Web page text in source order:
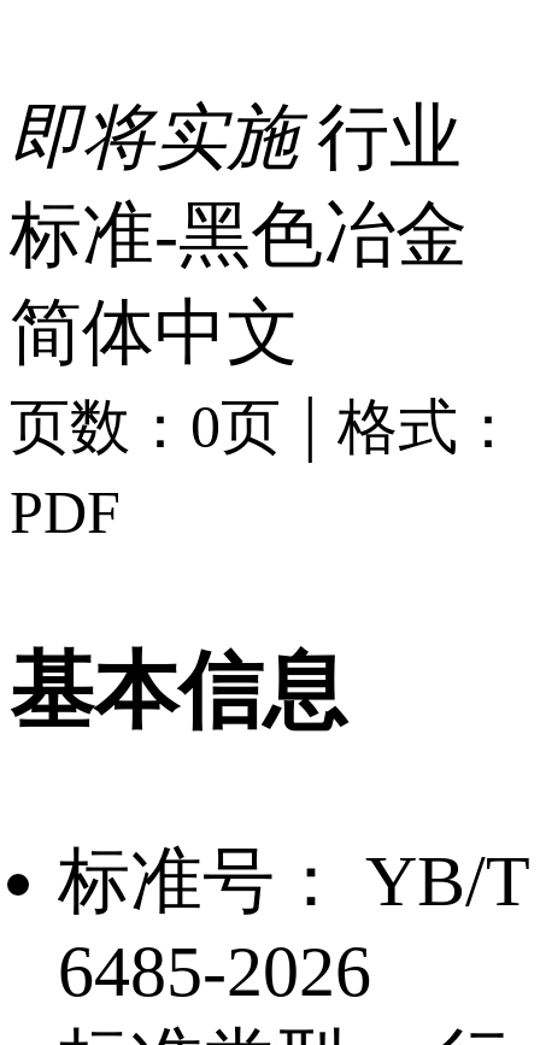
即将实施 行业
标准-黑色冶金
简体中文
页数：0页 | 格式：
PDF
基本信息
标准号：
YB/T
6485-2026